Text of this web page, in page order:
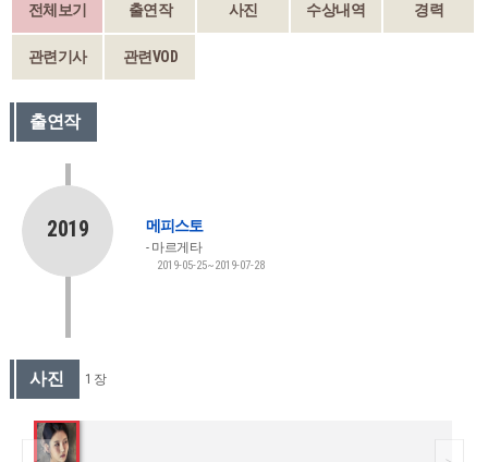
전체보기 출연작 사진 수상내역 경력
관련기사 관련VOD
출연작
2019 메피스토
마르게타
2019-05-25~2019-07-28
사진 1 장